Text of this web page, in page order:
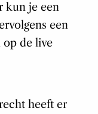
kun je een
een
op de live
heeft er